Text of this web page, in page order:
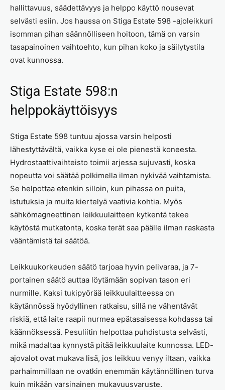
hallittavuus, säädettävyys ja helppo käyttö nousevat
selvästi esiin. Jos haussa on Stiga Estate 598 -ajoleikkuri
isomman pihan säännölliseen hoitoon, tämä on varsin
tasapainoinen vaihtoehto, kun pihan koko ja säilytystila
ovat kunnossa.
Stiga Estate 598:n
helppokäyttöisyys
Stiga Estate 598 tuntuu ajossa varsin helposti
lähestyttävältä, vaikka kyse ei ole pienestä koneesta.
Hydrostaattivaihteisto toimii arjessa sujuvasti, koska
nopeutta voi säätää polkimella ilman nykivää vaihtamista.
Se helpottaa etenkin silloin, kun pihassa on puita,
istutuksia ja muita kiertelyä vaativia kohtia. Myös
sähkömagneettinen leikkuulaitteen kytkentä tekee
käytöstä mutkatonta, koska terät saa päälle ilman raskasta
vääntämistä tai säätöä.
Leikkuukorkeuden säätö tarjoaa hyvin pelivaraa, ja 7-
portainen säätö auttaa löytämään sopivan tason eri
nurmille. Kaksi tukipyörää leikkuulaitteessa on
käytännössä hyödyllinen ratkaisu, sillä ne vähentävät
riskiä, että laite raapii nurmea epätasaisessa kohdassa tai
käännöksessä. Pesuliitin helpottaa puhdistusta selvästi,
mikä madaltaa kynnystä pitää leikkuulaite kunnossa. LED-
ajovalot ovat mukava lisä, jos leikkuu venyy iltaan, vaikka
parhaimmillaan ne ovatkin enemmän käytännöllinen turva
kuin mikään varsinainen mukavuusvaruste.